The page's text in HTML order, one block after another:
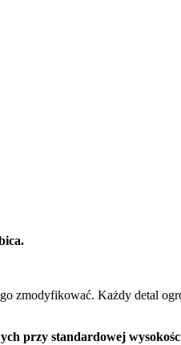
Każdy detal
przy standardowej